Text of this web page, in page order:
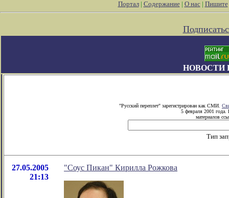
Портал| Содержание| О нас| Пишите
НОВОСТИ
"Русский переплет" зарегистрирован как СМИ.
5 февраля 2001 года.
материалов
Тип
27.05.2005
21:13
"Соус Пикан" Кирилла Рожкова